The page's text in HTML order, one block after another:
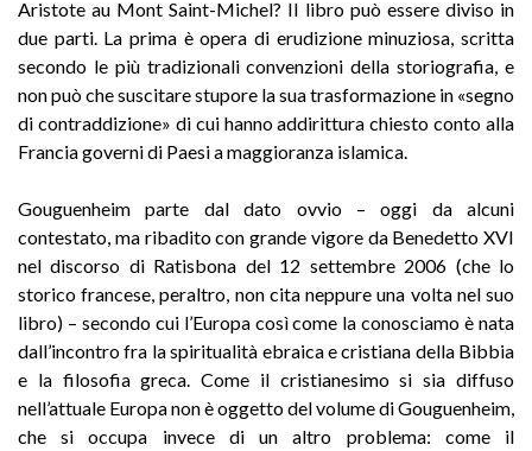
Aristote au Mont Saint-Michel? Il libro può essere diviso in
due parti. La prima è opera di erudizione minuziosa, scritta
secondo le più tradizionali convenzioni della storiografia, e
non può che suscitare stupore la sua trasformazione in «segno
di contraddizione» di cui hanno addirittura chiesto conto alla
Francia governi di Paesi a maggioranza islamica.
Gouguenheim parte dal dato ovvio – oggi da alcuni
contestato, ma ribadito con grande vigore da Benedetto XVI
nel discorso di Ratisbona del 12 settembre 2006 (che lo
storico francese, peraltro, non cita neppure una volta nel suo
libro) – secondo cui l’Europa così come la conosciamo è nata
dall’incontro fra la spiritualità ebraica e cristiana della Bibbia
e la filosofia greca. Come il cristianesimo si sia diffuso
nell’attuale Europa non è oggetto del volume di Gouguenheim,
che si occupa invece di un altro problema: come il